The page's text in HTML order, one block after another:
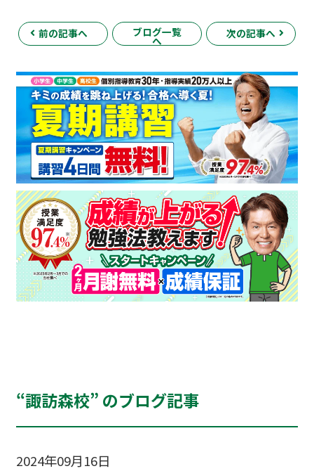
前の記事へ ブログ一覧
へ
次の記事へ
“諏訪森校” のブログ記事
2024年09月16日